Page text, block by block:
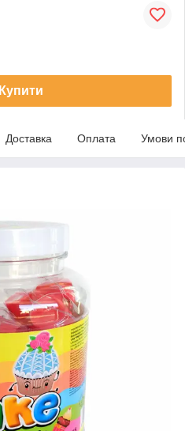
Купити
Доставка Оплата Умови